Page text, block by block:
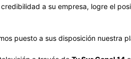
a su empresa, logre el
puesto a sus disposición nuestra